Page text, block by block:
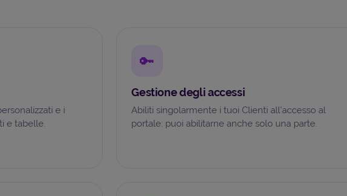
e i
e tabelle.
🔑
Gestione degli accessi
Abiliti singolarmente i tuoi Clienti all’accesso al
portale: puoi abilitarne anche solo una parte.